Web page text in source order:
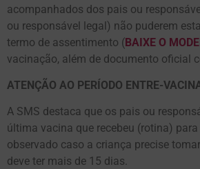
acompanhados dos pais ou
ou responsável legal) não puderem
termo de assentimento (BAIXE O
vacinação, além de documento oficial
ATENÇÃO AO PERÍODO ENTRE-
A SMS destaca que os pais ou
última vacina que recebeu (rotina)
observado caso a criança precise
deve ter mais de 15 dias.